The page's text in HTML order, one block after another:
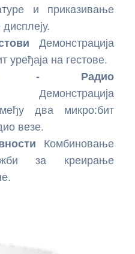
ом
9250 и ESP32 –
и нагиб
и приказивање
Демонстрација
уређаја на гестове.
- Радио
Демонстрација
два микро:бит
везе.
Комбиновање
за креирање